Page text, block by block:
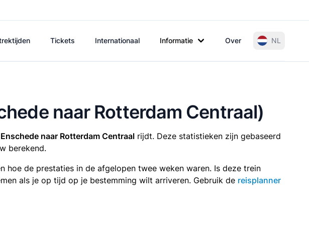
Tickets Internationaal Informatie Over NL
naar Rotterdam Centraal)
naar Rotterdam Centraal rijdt. Deze statistieken zijn gebaseerd
berekend.
hoe de prestaties in de afgelopen twee weken waren. Is deze trein
als je op tijd op je bestemming wilt arriveren. Gebruik de reisplanner